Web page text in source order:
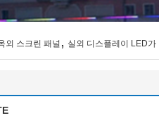
외 스크린 패널 , 실외 디스플레이 LED가